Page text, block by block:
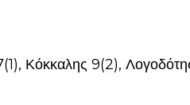
Κόκκαλης 9(2),